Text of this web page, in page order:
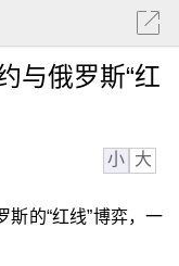
与俄罗斯“红
小 大
的“红线”博弈，一